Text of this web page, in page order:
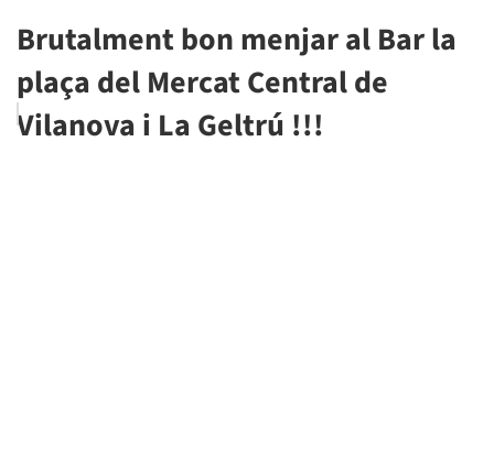
Brutalment bon menjar al Bar la
plaça del Mercat Central de
Vilanova i La Geltrú !!!